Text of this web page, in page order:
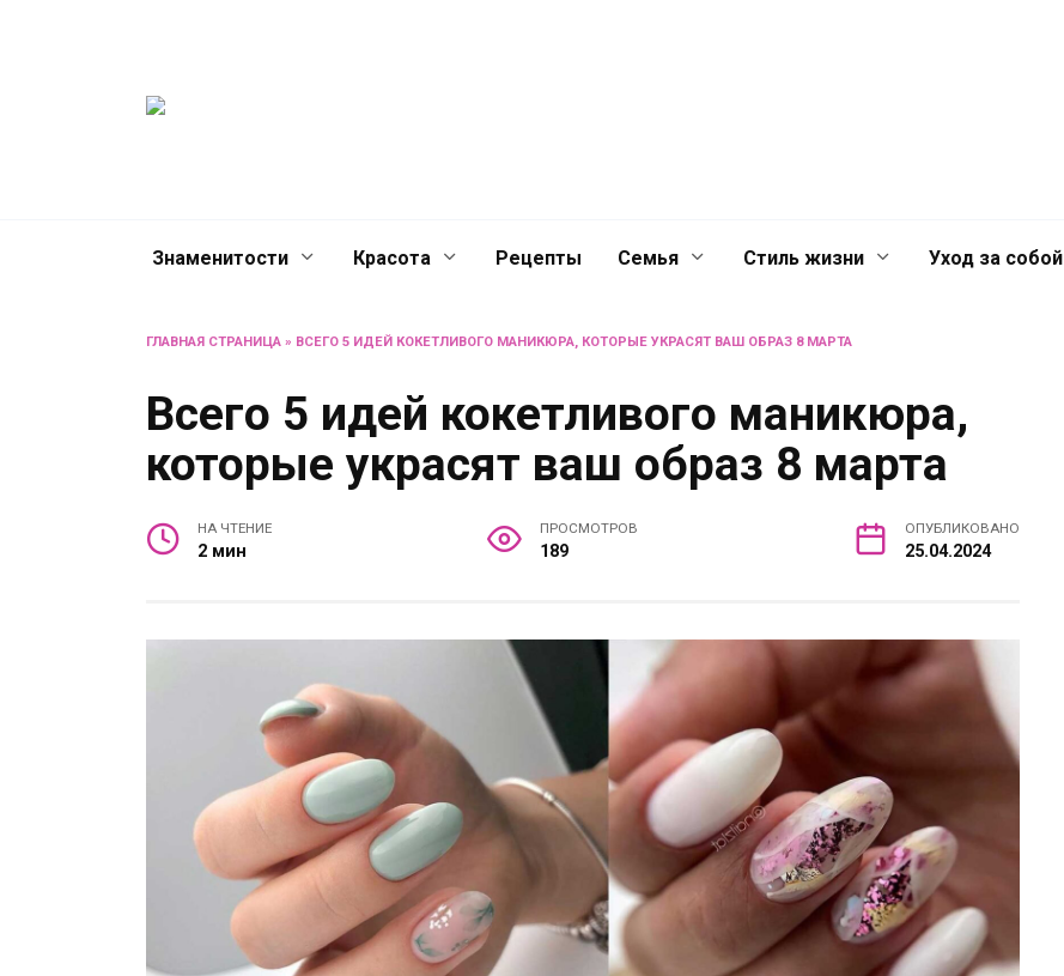
Знаменитости Красота Рецепты Семья Стиль жизни Уход за собой
ГЛАВНАЯ СТРАНИЦА » ВСЕГО 5 ИДЕЙ КОКЕТЛИВОГО МАНИКЮРА, КОТОРЫЕ УКРАСЯТ ВАШ ОБРАЗ 8 МАРТА
Всего 5 идей кокетливого маникюра,
которые украсят ваш образ 8 марта
НА ЧТЕНИЕ
2 мин
ПРОСМОТРОВ
189
ОПУБЛИКОВАНО
25.04.2024